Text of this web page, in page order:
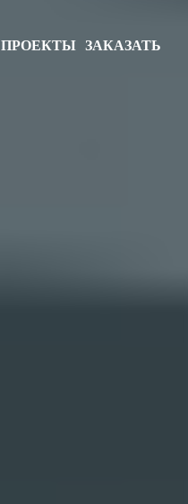
ПРОЕКТЫ ЗАКАЗАТЬ